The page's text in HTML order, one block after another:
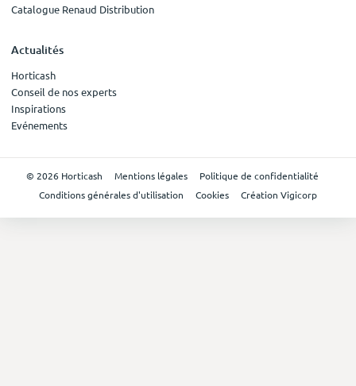
Catalogue Renaud Distribution
Actualités
Horticash
Conseil de nos experts
Inspirations
Evénements
© 2026 Horticash Mentions légales
Politique de confidentialité
Conditions générales d'utilisation
Cookies Création Vigicorp